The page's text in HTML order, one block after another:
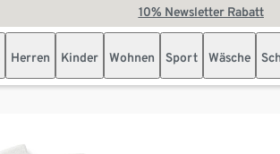
10% Newsletter Rabatt
Herren Kinder Wohnen Sport Wäsche